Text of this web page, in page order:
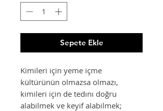
Sepete Ekle
Kimileri için yeme içme
kültürünün olmazsa olmazı,
kimileri için de tedını doğru
alabilmek ve keyif alabilmek;